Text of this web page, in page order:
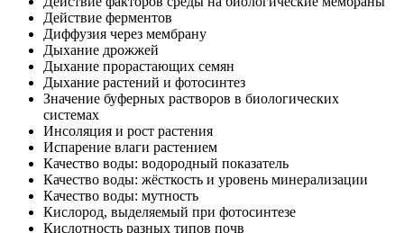
Действие ферментов
Диффузия через мембрану
Дыхание дрожжей
Дыхание прорастающих семян
Дыхание растений и фотосинтез
Значение буферных растворов в биологических
системах
Инсоляция и рост растения
Испарение влаги растением
Качество воды: водородный показатель
Качество воды: жёсткость и уровень минерализации
Качество воды: мутность
Кислород, выделяемый при фотосинтезе
Кислотность разных типов почв